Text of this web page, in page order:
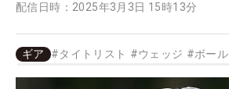
配信日時： 2025年3月3日 15時13分
ギア #タイトリスト #ウェッジ #ボール